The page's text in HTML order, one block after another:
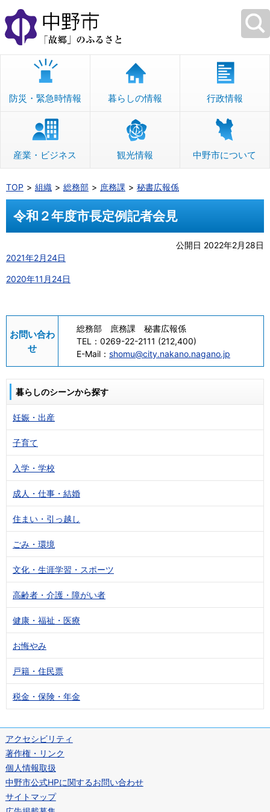
本
文
へ
移
防災・緊急時情報 暮らしの情報 行政情報
産業・ビジネス 観光情報 中野市について
TOP 組織 総務部 庶務課 秘書広報係
令和２年度市長定例記者会見
公開日 2022年2月28日
2021年2月24日
2020年11月24日
お問い合わ
せ
総務部 庶務課 秘書広報係
TEL： 0269-22-2111 (212,400)
E-Mail： shomu@city.nakano.nagano.jp
暮らしのシーンから探す
妊娠・出産
子育て
入学・学校
成人・仕事・結婚
住まい・引っ越し
ごみ・環境
文化・生涯学習・スポーツ
高齢者・介護・障がい者
健康・福祉・医療
お悔やみ
戸籍・住民票
税金・保険・年金
アクセシビリティ
著作権・リンク
個人情報取扱
中野市公式HPに関するお問い合わせ
サイトマップ